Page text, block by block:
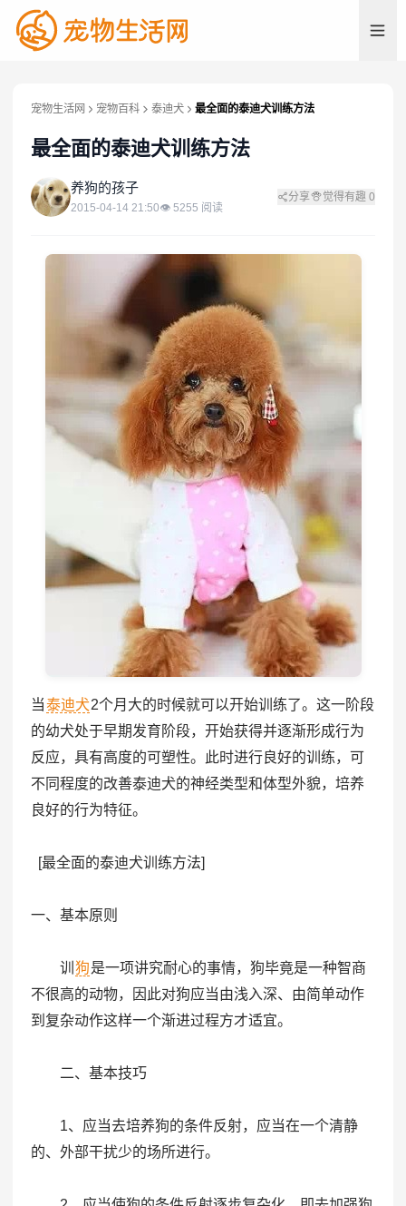
宠物生活网 宠物百科 泰迪犬 最全面的泰迪犬训练方法
最全面的泰迪犬训练方法
养 养狗的孩子
2015-04-14 21:50👁 5255 阅读
分享 觉得有趣 0
当泰迪犬2个月大的时候就可以开始训练了。这一阶段
的幼犬处于早期发育阶段，开始获得并逐渐形成行为
反应，具有高度的可塑性。此时进行良好的训练，可
不同程度的改善泰迪犬的神经类型和体型外貌，培养
良好的行为特征。
[最全面的泰迪犬训练方法]
一、基本原则
训 狗是一项讲究耐心的事情，狗毕竟是一种智商
不很高的动物，因此对狗应当由浅入深、由简单动作
到复杂动作这样一个渐进过程方才适宜。
二、基本技巧
1、应当去培养狗的条件反射，应当在一个清静
的、外部干扰少的场所进行。